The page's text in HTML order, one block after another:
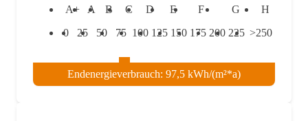
A+ A B C D E F G
H
0
25 50 75 100 125 150 175 200 225 >250
Endenergieverbrauch: 97,5 kWh/(m²*a)